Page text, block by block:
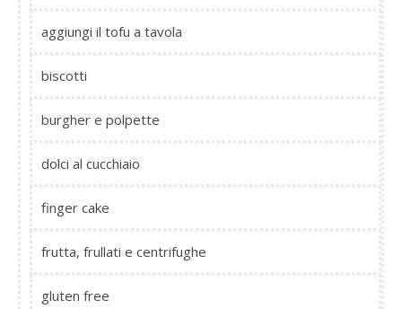
aggiungi il tofu a tavola
biscotti
burgher e polpette
dolci al cucchiaio
finger cake
frutta, frullati e centrifughe
gluten free